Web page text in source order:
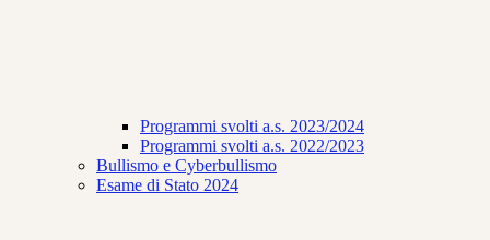
Programmi svolti a.s. 2023/2024
Programmi svolti a.s. 2022/2023
Bullismo e Cyberbullismo
Esame di Stato 2024